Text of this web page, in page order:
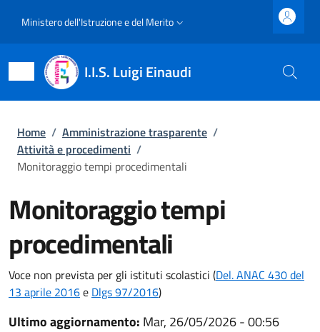
Slim top
Ministero dell'Istruzione e del Merito
I.I.S. Luigi Einaudi
Briciole di pane
Home / Amministrazione trasparente /
Attività e procedimenti /
Monitoraggio tempi procedimentali
Monitoraggio tempi
procedimentali
Voce non prevista per gli istituti scolastici (Del. ANAC 430 del
13 aprile 2016e Dlgs 97/2016)
Ultimo aggiornamento: Mar, 26/05/2026 - 00:56